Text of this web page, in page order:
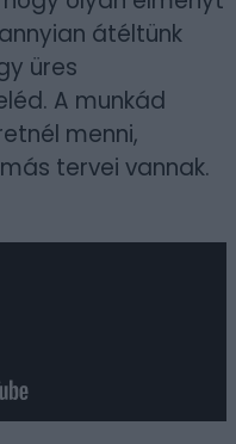
átéltünk
üres
A munkád
menni,
tervei vannak.